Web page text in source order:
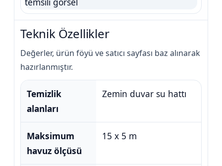
Teknik Özellikler
Değerler, ürün föyü ve satıcı sayfası baz alınarak
hazırlanmıştır.
Temizlik
alanları
Zemin duvar su hattı
Maksimum
havuz ölçüsü
15 x 5 m